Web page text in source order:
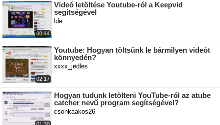
00:44
Videó letöltése Youtube-ról a Keepvid
segítségével
lde
02:17
Youtube: Hogyan töltsünk le bármilyen videót
könnyedén?
xxxx_jedles
Hogyan tudunk letölteni YouTube-ról az atube
catcher nevű program segítségével?
csonkaakos26